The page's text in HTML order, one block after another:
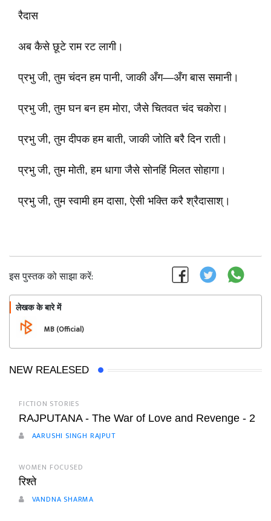
रैदास
अब कैसे छूटे राम रट लागी।
प्रभु जी, तुम चंदन हम पानी, जाकी अँग—अँग बास समानी।
प्रभु जी, तुम घन बन हम मोरा, जैसे चितवत चंद चकोरा।
प्रभु जी, तुम दीपक हम बाती, जाकी जोति बरै दिन राती।
प्रभु जी, तुम मोती, हम धागा जैसे सोनहिं मिलत सोहागा।
प्रभु जी, तुम स्वामी हम दासा, ऐसी भक्ति करै श्रैदासाश्।
इस पुस्तक को साझा करें:
लेखक के बारे में
MB (Official)
NEW REALESED
FICTION STORIES
RAJPUTANA - The War of Love and Revenge - 2
AARUSHI SINGH RAJPUT
WOMEN FOCUSED
रिश्ते
VANDNA SHARMA